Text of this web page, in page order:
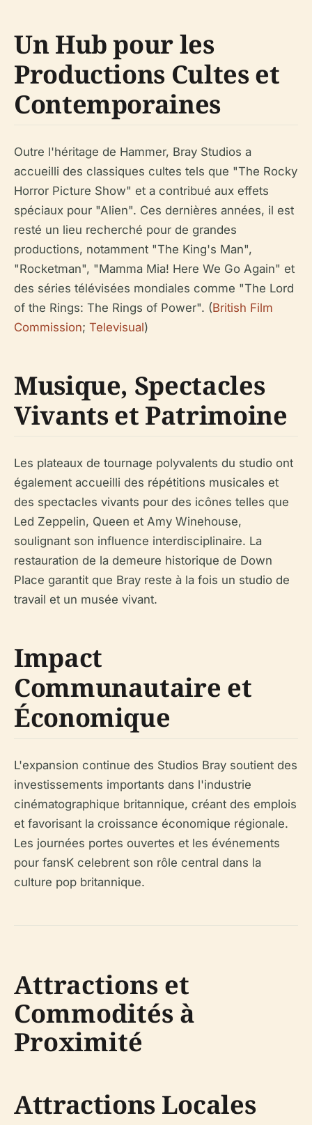
Un Hub pour les
Productions Cultes et
Contemporaines
Outre l'héritage de Hammer, Bray Studios a
accueilli des classiques cultes tels que "The Rocky
Horror Picture Show" et a contribué aux effets
spéciaux pour "Alien". Ces dernières années, il est
resté un lieu recherché pour de grandes
productions, notamment "The King's Man",
"Rocketman", "Mamma Mia! Here We Go Again" et
des séries télévisées mondiales comme "The Lord
of the Rings: The Rings of Power". (British Film
Commission; Televisual)
Musique, Spectacles
Vivants et Patrimoine
Les plateaux de tournage polyvalents du studio ont
également accueilli des répétitions musicales et
des spectacles vivants pour des icônes telles que
Led Zeppelin, Queen et Amy Winehouse,
soulignant son influence interdisciplinaire. La
restauration de la demeure historique de Down
Place garantit que Bray reste à la fois un studio de
travail et un musée vivant.
Impact
Communautaire et
Économique
L'expansion continue des Studios Bray soutient des
investissements importants dans l'industrie
cinématographique britannique, créant des emplois
et favorisant la croissance économique régionale.
Les journées portes ouvertes et les événements
pour fansK celebrent son rôle central dans la
culture pop britannique.
Attractions et
Commodités à
Proximité
Attractions Locales